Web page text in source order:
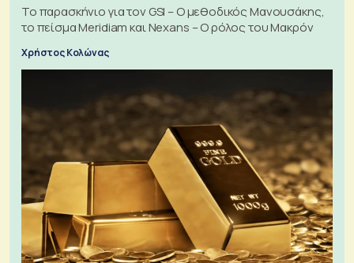
Το παρασκήνιο για τον GSI – Ο μεθοδικός Μανουσάκης,
το πείσμα Meridiam και Nexans – Ο ρόλος του Μακρόν
Χρήστος Κολώνας